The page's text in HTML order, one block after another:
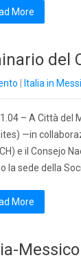
More
Italia in
– A Città del
—in
e il Consejo
la sede della
More